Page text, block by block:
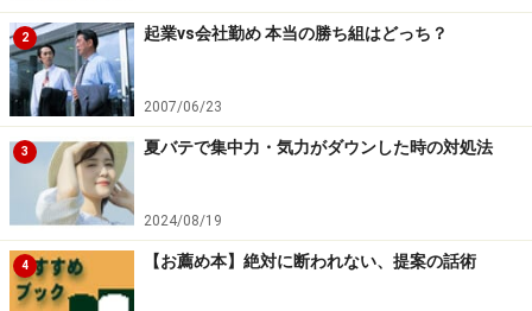
2 起業vs会社勤め 本当の勝ち組はどっち？
2007/06/23
3 夏バテで集中力・気力がダウンした時の対処法
2024/08/19
4 【お薦め本】絶対に断われない、提案の話術